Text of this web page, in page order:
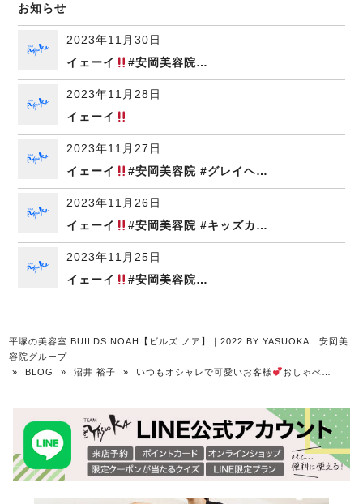
お知らせ
2023年11月30日
イェーイ
#安岡美容院…
2023年11月28日
イェーイ
2023年11月27日
イェーイ
#安岡美容院 #グレイヘ…
2023年11月26日
イェーイ
#安岡美容院 #キッズカ…
2023年11月25日
イェーイ
#安岡美容院…
平塚の美容室 BUILDS NOAH【ビルズ ノア】｜2022 BY YASUOKA｜安岡美
容院グループ
»
BLOG » 沼井 裕子 » いつもオシャレで可愛いお客様 おしゃべ…